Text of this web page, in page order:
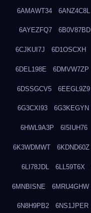
6AMAWT34 6ANZ4C8L
6AYEZFQ7 6B0V87BD
6CJKUI7J 6D1OSCXH
6DEL198E 6DMVW7ZP
6DSSGCV5 6EEGL9Z9
6G3CXI93 6G3KEGYN
6HWL9A3P 6I5IUH76
6K3WDMWT 6KDND60Z
6LI78JDL 6LL59T6X
6MNBISNE 6MRU4GHW
6N8H9PB2 6NS1JPER